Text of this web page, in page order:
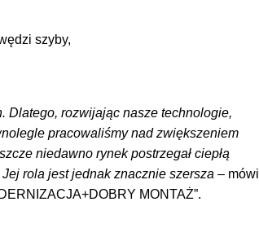
szyby,
Dlatego, rozwijając nasze technologie,
pracowaliśmy nad zwiększeniem
niedawno rynek postrzegał ciepłą
rola jest jednak znacznie szersza – mówi
MONTAŻ”.